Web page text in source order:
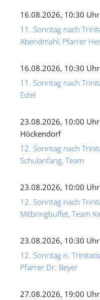
16.08.2026, 10:30 Uhr
11. Sonntag nach
Abendmahl, Pfarrer
16.08.2026, 10:30 Uhr
11. Sonntag nach
Estel
23.08.2026, 10:00 Uhr
Höckendorf
12. Sonntag nach
Schulanfang, Team
23.08.2026, 10:00 Uhr
12. Sonntag nach
Mitbringbuffet, Team
23.08.2026, 10:30 Uhr
12. Sonntag n.
Pfarrer Dr. Beyer
27.08.2026, 19:00 Uhr